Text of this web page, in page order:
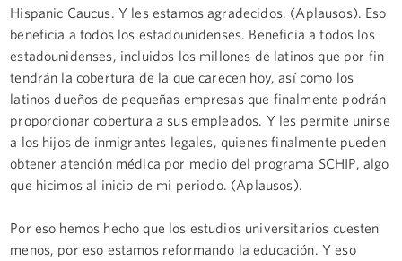
Hispanic Caucus. Y les estamos agradecidos. (Aplausos). Eso
beneficia a todos los estadounidenses. Beneficia a todos los
estadounidenses, incluidos los millones de latinos que por fin
tendrán la cobertura de la que carecen hoy, así como los
latinos dueños de pequeñas empresas que finalmente podrán
proporcionar cobertura a sus empleados. Y les permite unirse
a los hijos de inmigrantes legales, quienes finalmente pueden
obtener atención médica por medio del programa SCHIP, algo
que hicimos al inicio de mi periodo. (Aplausos).
Por eso hemos hecho que los estudios universitarios cuesten
menos, por eso estamos reformando la educación. Y eso